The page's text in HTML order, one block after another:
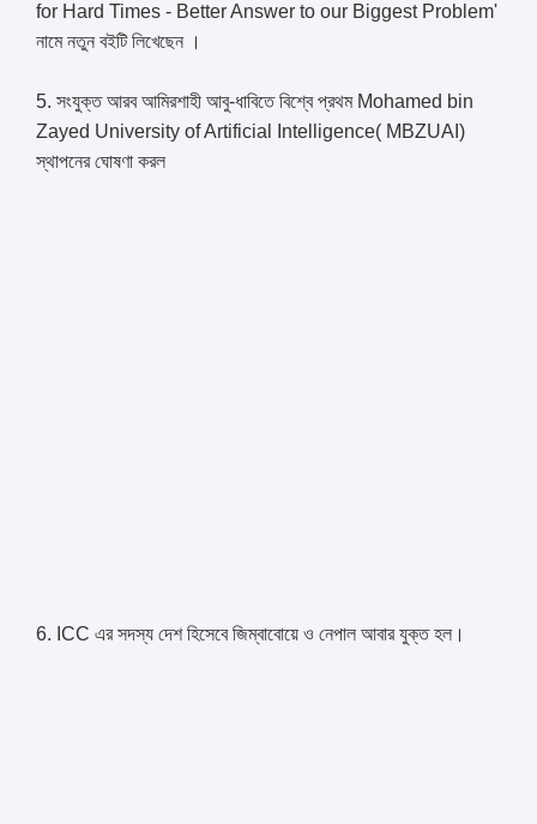
for Hard Times - Better Answer to our Biggest Problem'
নামে নতুন বইটি লিখেছেন ।
5. সংযুক্ত আরব আমিরশাহী আবু-ধাবিতে বিশ্বে প্রথম Mohamed bin
Zayed University of Artificial Intelligence( MBZUAI)
স্থাপনের ঘোষণা করল
6. ICC এর সদস্য দেশ হিসেবে জিম্বাবোয়ে ও নেপাল আবার যুক্ত হল।